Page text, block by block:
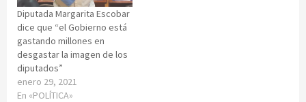
Diputada Margarita Escobar
dice que “el Gobierno está
gastando millones en
desgastar la imagen de los
diputados”
enero 29, 2021
En «POLÍTICA»